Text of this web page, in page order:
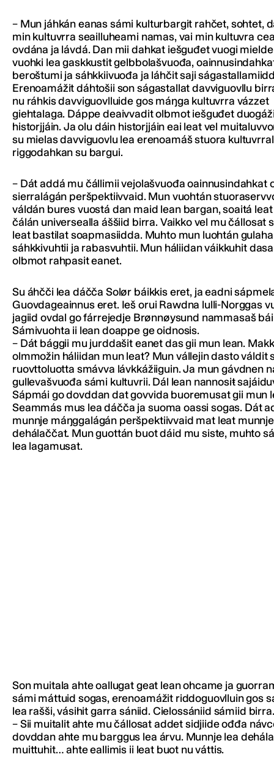
– Mun jáhkán eanas sámi kulturbargit rahčet, sohtet,
min kultuvrra seailluheami namas, vai min kultuvra
ovdána ja lávdá. Dan mii dahkat iešguđet vuogi
vuohki lea gaskkustit gelbbolašvuođa,
beroštumi ja sáhkkiivuođa ja láhčit saji
Erenoamážit dáhtošii son ságastallat davviguovllu
nu ráhkis davviguovlluide gos máŋga kultuvrra vázzet
giehtalaga. Dáppe deaivvadit olbmot iešguđet
historjjáin. Ja olu dáin historjjáin eai leat vel
su mielas davviguovlu lea erenoamáš stuora
riggodahkan su bargui.
– Dát addá mu čállimii vejolašvuođa oainnusindahkat
sierralágán peršpektiivvaid. Mun vuohtán
váldán bures vuostá dan maid lean bargan, soaitá
čálán universealla áššiid birra. Vaikko vel mu čállosat
leat bastilat soapmasiidda. Muhto mun luohtán
sáhkkivuhtii ja rabasvuhtii. Mun háliidan váikkuhit
olbmot rahpasit eanet.
Su áhčči lea dáčča Solør báikkis eret, ja eadni
Guovdageainnus eret. Ieš orui Rawdna lulli-Norggas
jagiid ovdal go fárrejedje Brønnøysund nammasaš
Sámivuohta ii lean doappe ge oidnosis.
– Dát bággii mu jurddašit eanet das gii mun lean.
olmmožin háliidan mun leat? Mun vállejin dasto váldit
ruovttoluotta smávva lávkkážiiguin. Ja mun gávdnen
gullevašvuođa sámi kultuvrii. Dál lean nannosiŧ
Sápmái go dovddan dat govvida buoremusat gii mun
Seammás mus lea dáčča ja suoma oassi sogas. Dát
munnje máŋggalágán peršpektiivvaid mat leat munnje
dehálaččat. Mun guottán buot dáid mu siste, muhto
lea lagamusat.
Son muitala ahte oallugat geat lean ohcame ja
sámi máttuid sogas, erenoamážit riddoguovlluin gos
lea rašši, vásihit garra sániid. Cielossániid sámiid birra.
– Sii muitalit ahte mu čállosat addet sidjiide ođđa
dovddan ahte mu barggus lea árvu. Munnje lea
muittuhit… ahte eallimis ii leat buot nu váttis.